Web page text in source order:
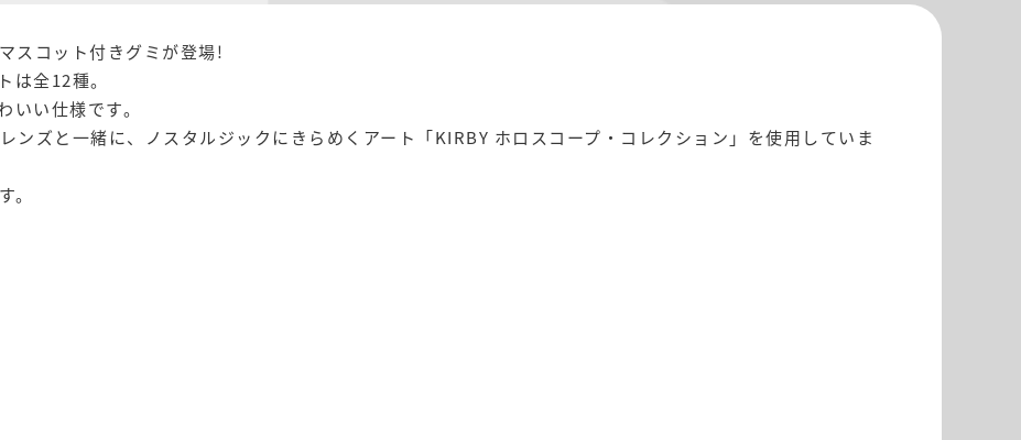
スコット付きグミが登場!
は全12種。
い仕様です。
ンズと一緒に、ノスタルジックにきらめくアート「KIRBY ホロスコープ・コレクション」を使用していま
。